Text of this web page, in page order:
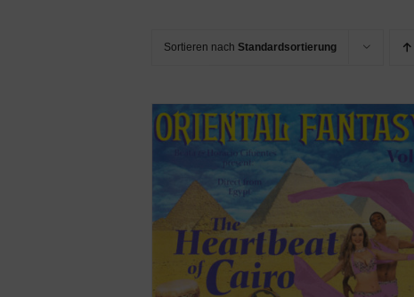
Sortieren nach Standardsortierung